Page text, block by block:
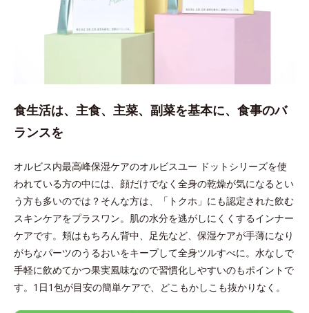
食生活は、主食、主菜、副菜を基本に、食事のバ
ランスを
オルビス内最高峰保湿ケアのオルビスユー ドットシリーズを使
われている方の中には、顔だけでなく全身の乾燥が気になるとい
う方も多いのでは？そんな方は、「トクホ」にも認定された飲む
スキンケアをプラスワン。肌の水分を逃がしにくくするインナー
ケアです。頬はもちろん背中、足先など、保湿ケアが手薄になり
がちなパーツのうるおいをキープして全身ツルすべに。水なしで
手軽に飲めてかつ果実風味なので習慣化しやすいのもポイントで
す。1日1包が目安の簡単ケアで、どこもかしこも抜かりなく。